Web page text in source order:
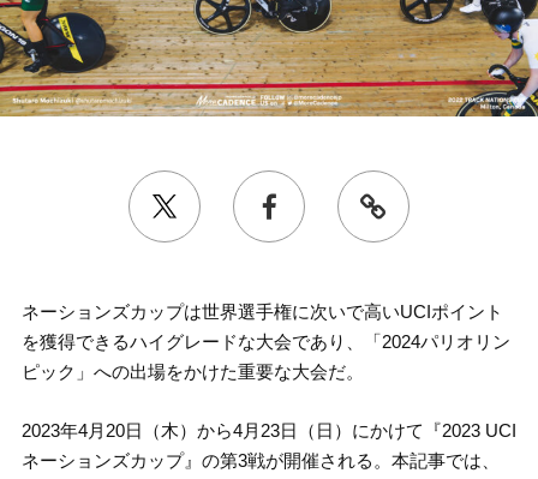
ネーションズカップは世界選手権に次いで高いUCIポイント
を獲得できるハイグレードな大会であり、「2024パリオリン
ピック」への出場をかけた重要な大会だ。
2023年4月20日（木）から4月23日（日）にかけて『2023 UCI
ネーションズカップ』の第3戦が開催される。本記事では、